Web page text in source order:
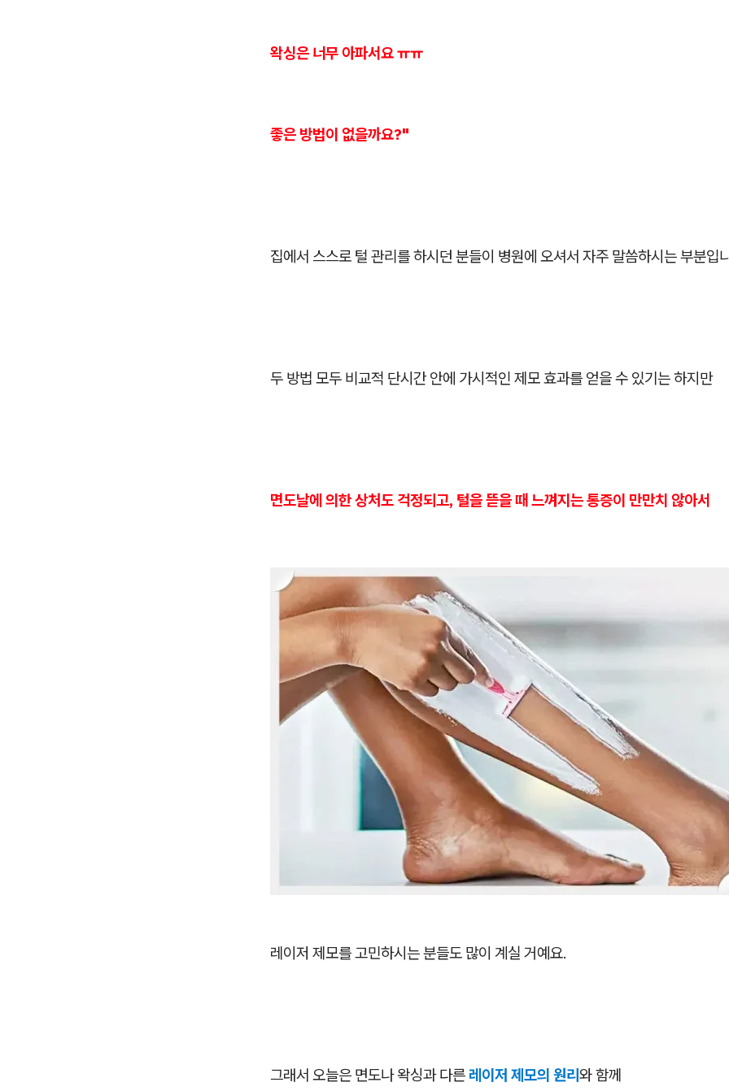
왁싱은 너무 아파서요 ㅠㅠ
좋은 방법이 없을까요?"
집에서 스스로 털 관리를 하시던 분들이 병원에 오셔서 자주 말씀하시는 부분입
두 방법 모두 비교적 단시간 안에 가시적인 제모 효과를 얻을 수 있기는 하지만
면도날에 의한 상처도 걱정되고, 털을 뜯을 때 느껴지는 통증이 만만치 않아서
레이저 제모를 고민하시는 분들도 많이 계실 거예요.
그래서 오늘은 면도나 왁싱과 다른 레이저 제모의 원리와 함께